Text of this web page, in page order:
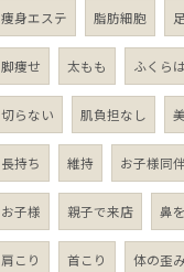
痩身エステ 脂肪細胞
脚痩せ 太もも ふくら
切らない 肌負担なし
長持ち 維持 お子様同
お子様 親子で来店 鼻
肩こり 首こり 体の歪み